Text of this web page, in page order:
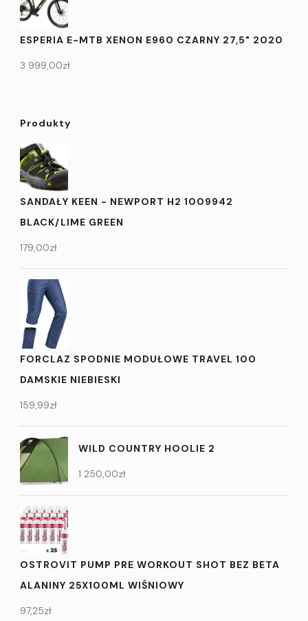
ESPERIA E-MTB XENON E960 CZARNY 27,5" 2020
3 999,00zł
Produkty
SANDAŁY KEEN - NEWPORT H2 1009942
BLACK/LIME GREEN
179,00zł
FORCLAZ SPODNIE MODUŁOWE TRAVEL 100
DAMSKIE NIEBIESKI
159,99zł
WILD COUNTRY HOOLIE 2
1 250,00zł
OSTROVIT PUMP PRE WORKOUT SHOT BEZ BETA
ALANINY 25X100ML WIŚNIOWY
97,25zł